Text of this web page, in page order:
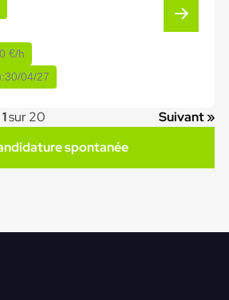
€/h
30/04/27
1sur 20
Suivant »
spontanée